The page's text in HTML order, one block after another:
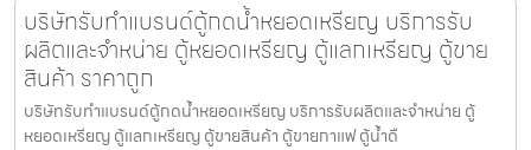
บริษัทรับทำแบรนด์ตู้กดน้ำ​หยอดเหรียญ บริการรับ
ผลิตและจำหน่าย ตู้หยอดเหรียญ ตู้แลกเหรียญ ตู้ขาย
สินค้า ราคาถูก
บริษัทรับทำแบรนด์ตู้กดน้ำ​หยอดเหรียญ บริการรับผลิตและจำหน่าย ตู้
หยอดเหรียญ ตู้แลกเหรียญ ตู้ขายสินค้า ตู้ขายกาแฟ ตู้น้ำดื